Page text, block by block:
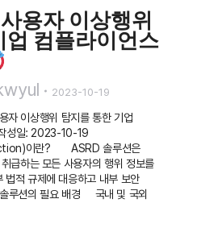
용자 이상행위
업 컴플라이언스
2023-10-19
이상행위 탐지를 통한 기업
성일: 2023-10-19
이란? ASRD 솔루션은
급하는 모든 사용자의 행위 정보를
법적 규제에 대응하고 내부 보안
루션의 필요 배경 국내 및 국외